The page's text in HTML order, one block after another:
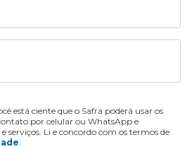
está ciente que o Safra poderá usar os
por celular ou WhatsApp e
serviços. Li e concordo com os termos de
.